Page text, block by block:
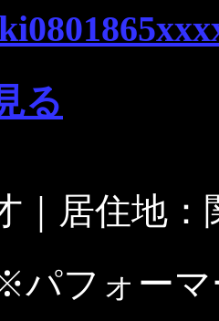
る
｜居住地
パフォーマ